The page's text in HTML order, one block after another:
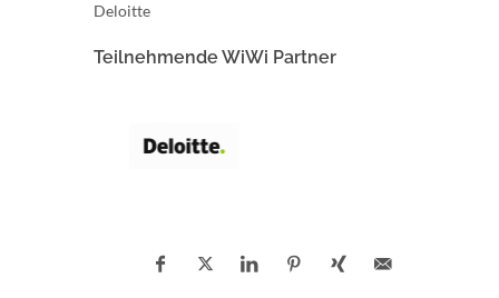
Deloitte
Teilnehmende WiWi Partner